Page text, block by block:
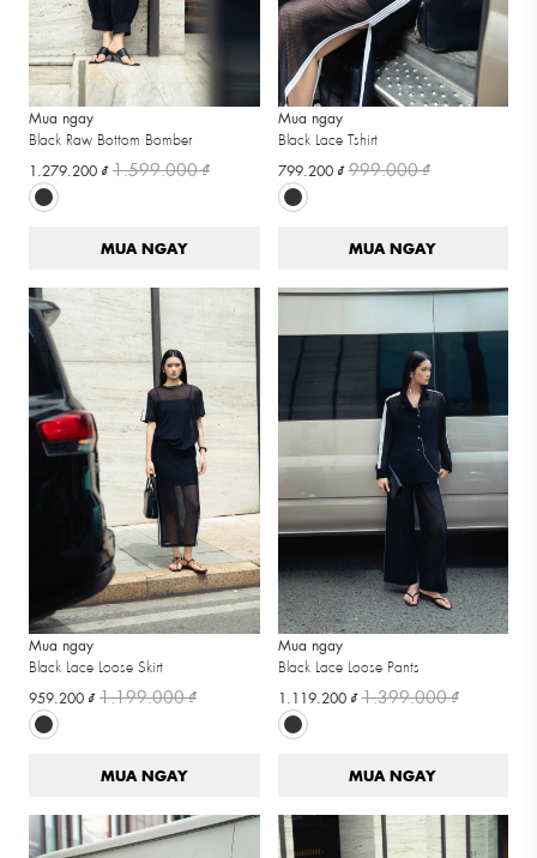
Mua ngay
Black Raw Bottom Bomber
1.279.200 ₫1.599.000 ₫
MUA NGAY
Mua ngay
Black Lace Tshirt
799.200 ₫999.000 ₫
MUA NGAY
Mua ngay
Black Lace Loose Skirt
959.200 ₫1.199.000 ₫
MUA NGAY
Mua ngay
Black Lace Loose Pants
1.119.200 ₫1.399.000 ₫
MUA NGAY